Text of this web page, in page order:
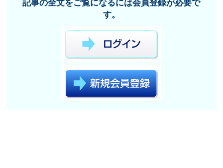
記事の全文をご覧になるには会員登録が必要で
す。